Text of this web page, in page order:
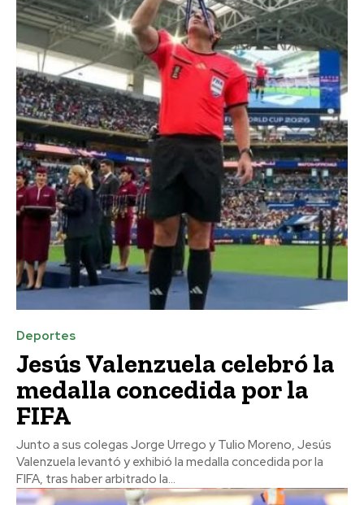
Deportes
Jesús Valenzuela celebró la
medalla concedida por la
FIFA
Junto a sus colegas Jorge Urrego y Tulio Moreno, Jesús
Valenzuela levantó y exhibió la medalla concedida por la
FIFA, tras haber arbitrado la...